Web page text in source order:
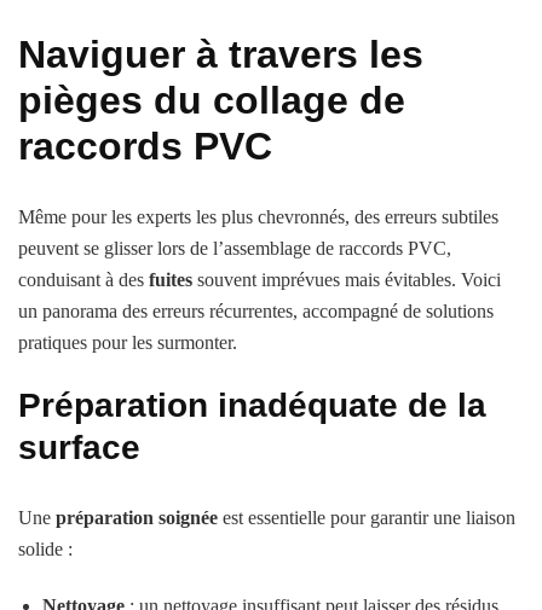
Naviguer à travers les
pièges du collage de
raccords PVC
Même pour les experts les plus chevronnés, des erreurs subtiles
peuvent se glisser lors de l’assemblage de raccords PVC,
conduisant à des fuites souvent imprévues mais évitables. Voici
un panorama des erreurs récurrentes, accompagné de solutions
pratiques pour les surmonter.
Préparation inadéquate de la
surface
Une préparation soignée est essentielle pour garantir une liaison
solide :
Nettoyage : un nettoyage insuffisant peut laisser des résidus